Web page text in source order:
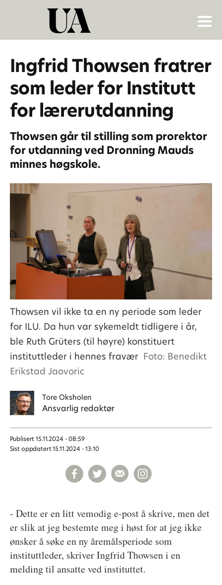
Ingfrid Thowsen fratrer
som leder for Institutt
for lærerutdanning
Thowsen går til stilling som prorektor
for utdanning ved Dronning Mauds
minnes høgskole.
Thowsen vil ikke ta en ny periode som leder
for ILU. Da hun var sykemeldt tidligere i år,
ble Ruth Grüters (til høyre) konstituert
instituttleder i hennes fravær Foto: Benedikt
Erikstad Jaovoric
Tore Oksholen
Ansvarlig redaktør
Publisert 15.11.2024 - 08:59
Sist oppdatert 15.11.2024 - 13:10
- Dette er en litt vemodig e-post å skrive, men det
er slik at jeg bestemte meg i høst for at jeg ikke
ønsker å søke en ny åremålsperiode som
instituttleder, skriver Ingfrid Thowsen i en
melding til ansatte ved instituttet.